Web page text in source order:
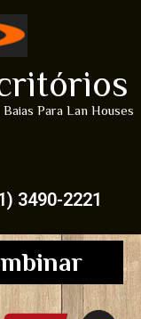
Para Lan Houses
3490-2221